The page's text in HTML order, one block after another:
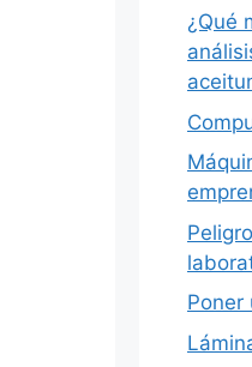
¿Qué
Poner